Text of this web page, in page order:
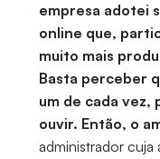
empresa adotei
online que,
muito mais
Basta perceber
um de cada
ouvir. Então, o
administrador